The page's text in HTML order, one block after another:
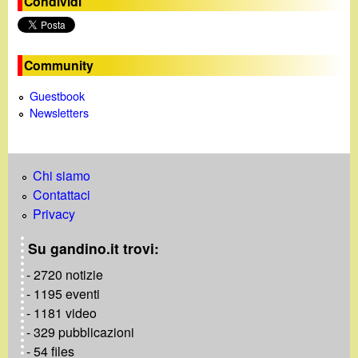
Community
Guestbook
Newsletters
Chi siamo
Contattaci
Privacy
Su gandino.it trovi:
- 2720 notizie
- 1195 eventi
- 1181 video
- 329 pubblicazioni
- 54 files